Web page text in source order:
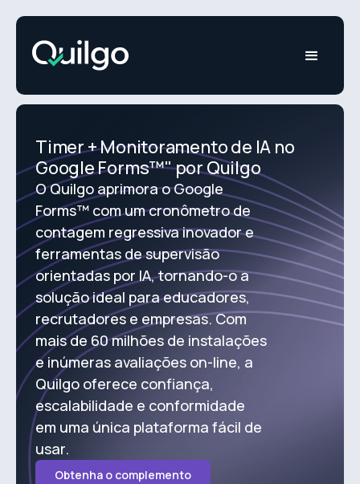
Timer + Monitoramento de IA no
Google Forms™" por Quilgo
O Quilgo aprimora o Google
Forms™ com um cronômetro de
contagem regressiva inovador e
ferramentas de supervisão
orientadas por IA, tornando-o a
solução ideal para educadores,
recrutadores e empresas. Com
mais de 60 milhões de instalações
e inúmeras avaliações on-line, a
Quilgo oferece confiança,
escalabilidade e conformidade
em uma única plataforma fácil de
usar.
Obtenha o complemento